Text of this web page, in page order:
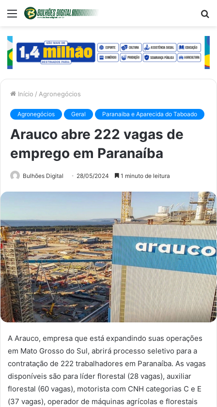
Menu
Início / Agronegócios
Agronegócios Geral Paranaiba e Aparecida do Taboado
Arauco abre 222 vagas de
emprego em Paranaíba
Bulhões Digital 28/05/2024 1 minuto de leitura
A Arauco, empresa que está expandindo suas operações
em Mato Grosso do Sul, abrirá processo seletivo para a
contratação de 222 trabalhadores em Paranaíba. As vagas
disponíveis são para líder florestal (28 vagas), auxiliar
florestal (60 vagas), motorista com CNH categorias C e E
(37 vagas), operador de máquinas agrícolas e florestais